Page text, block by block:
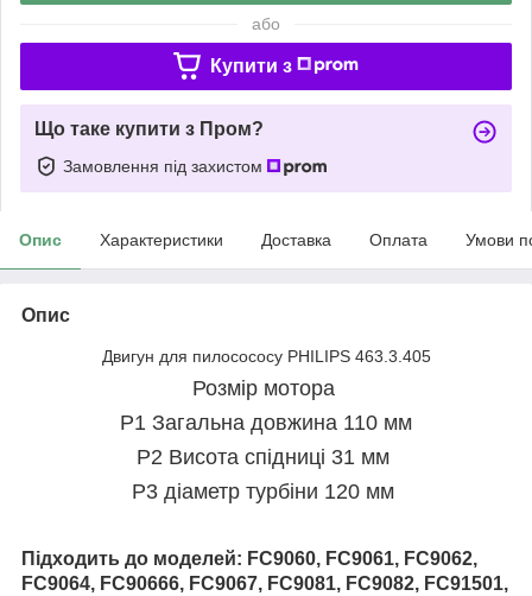
або
Купити з
Що таке купити з Пром?
Замовлення під захистом
Опис Характеристики Доставка Оплата Умови
Опис
Двигун для пилосососу PHILIPS 463.3.405
Розмір мотора
P1 Загальна довжина 110 мм
P2 Висота спідниці 31 мм
P3 діаметр турбіни 120 мм
Підходить до моделей: FC9060, FC9061, FC9062,
FC9064, FC90666, FC9067, FC9081, FC9082, FC91501,